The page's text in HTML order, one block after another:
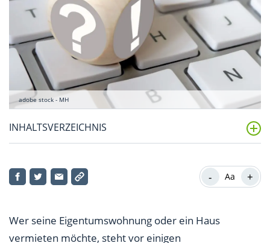
adobe stock - MH
INHALTSVERZEICHNIS
kommt es an
beauftragen?
Tipp 3: Den geeigneten Mieter finden: Verlust durch
- Aa +
Wer seine Eigentumswohnung oder ein Haus
vermieten möchte, steht vor einigen